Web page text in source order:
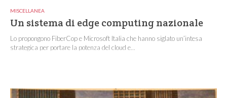
MISCELLANEA
Un sistema di edge computing nazionale
Lo propongono FiberCop e Microsoft Italia che hanno siglato un’intesa
strategica per portare la potenza del cloud e...